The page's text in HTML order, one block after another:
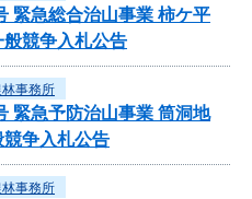
緊急総合治山事業 柿ケ平
競争入札公告
事務所
緊急予防治山事業 筒洞地
競争入札公告
事務所